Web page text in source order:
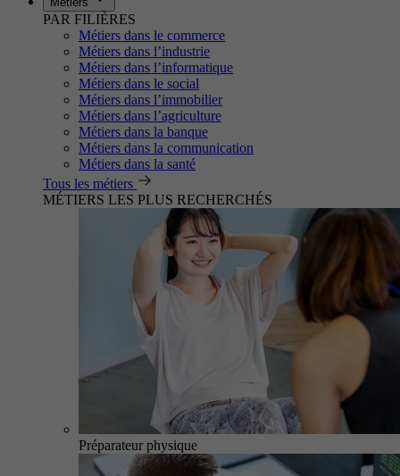
PAR FILIÈRES
Métiers dans le commerce
Métiers dans l’industrie
Métiers dans l’informatique
Métiers dans le social
Métiers dans l’immobilier
Métiers dans l’agriculture
Métiers dans la banque
Métiers dans la communication
Métiers dans la santé
Tous les métiers
MÉTIERS LES PLUS RECHERCHÉS
Préparateur physique